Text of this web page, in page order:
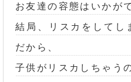
お友達の容態はいかが
結局、リスカをしてし
だから、
子供がリスカしちゃう